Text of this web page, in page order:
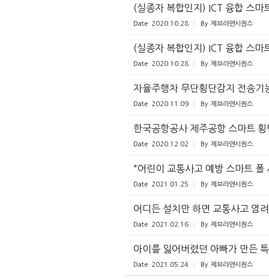
(실종자 복합인지) ICT 융합 스마
Date 2020.10.28 By 제브라앤시퀀스
(실종자 복합인지) ICT 융합 스마
Date 2020.10.28 By 제브라앤시퀀스
자율주행차 무단횡단감지 전송
Date 2020.11.09 By 제브라앤시퀀스
한국공항공사 제주공항 스마트
Date 2020.12.02 By 제브라앤시퀀스
"어린이 교통사고 예방 스마트
Date 2021.01.25 By 제브라앤시퀀스
어디든 설치만 하면 교통사고 염
Date 2021.02.16 By 제브라앤시퀀스
아이를 잃어버렸던 아빠가 만든
Date 2021.05.24 By 제브라앤시퀀스